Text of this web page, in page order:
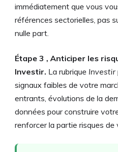
immédiatement que vous
références sectorielles, pas
nulle part.
Étape 3 , Anticiper les
Investir. La rubrique Investir
signaux faibles de votre
entrants, évolutions de la
données pour construire
renforcer la partie risques de